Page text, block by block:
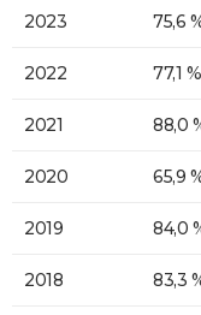
2023 75,6
2022 77,1 %
2021 88,0
2020 65,9
2019 84,0
2018 83,3